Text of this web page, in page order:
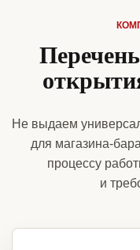
Не выдаем
для магазина-
процессу
и